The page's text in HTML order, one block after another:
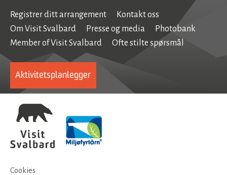
Registrer ditt arrangement
Kontakt oss
Om Visit Svalbard
Presse og media
Photobank
Member of Visit Svalbard
Ofte stilte spørsmål
Aktivitetsplanlegger
Cookies